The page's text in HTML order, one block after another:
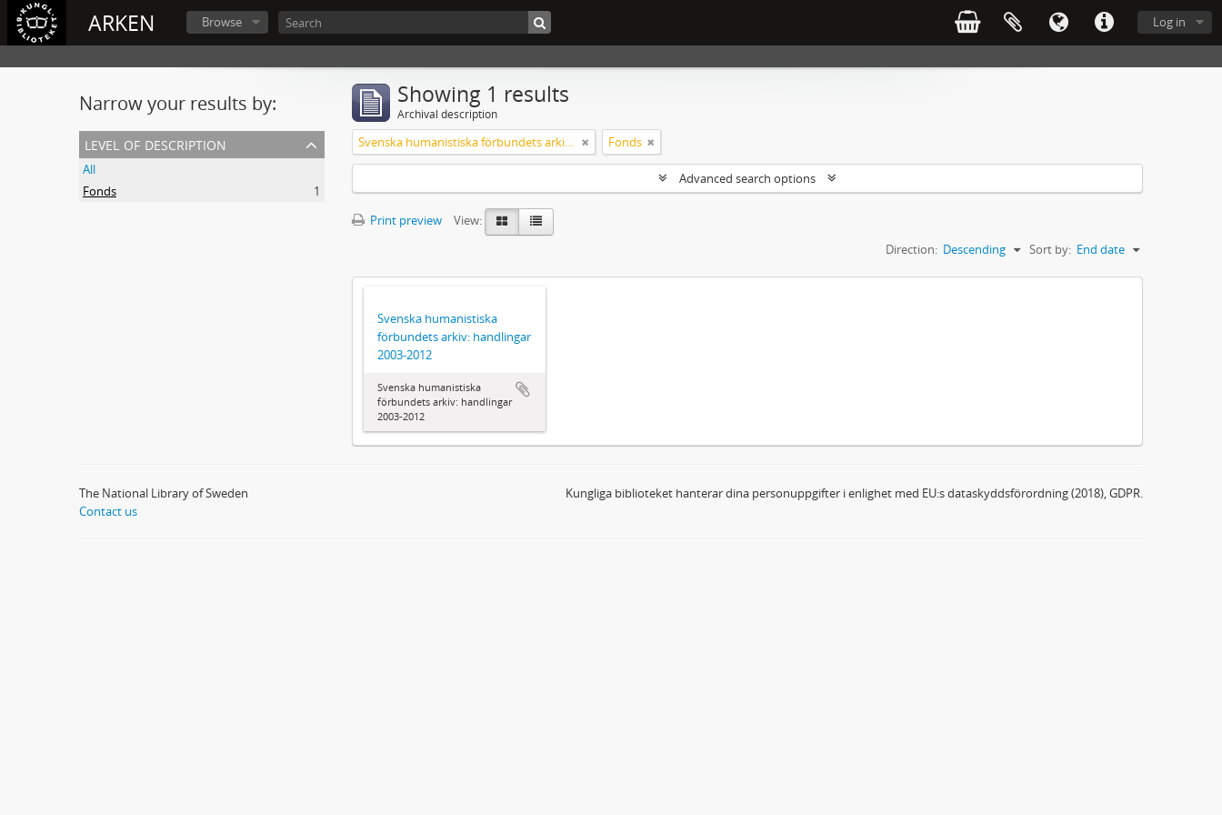
ARKEN Log in
Browse
Narrow your results by:
level of description
All
Fonds
1
Showing 1 results
Archival description
Svenska humanistiska förbundets arkiv: handlingar 2003-2012 Fonds
Advanced search options
Print preview
View:
Sort by: End date
Direction: Descending
Svenska humanistiska
förbundets arkiv: handlingar
2003-2012
Svenska humanistiska
förbundets arkiv: handlingar
2003-2012
The National Library of Sweden
Contact us
Kungliga biblioteket hanterar dina personuppgifter i enlighet med EU:s dataskyddsförordning (2018), GDPR.